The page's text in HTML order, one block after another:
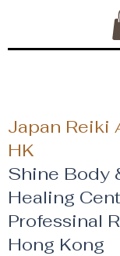
Japan Reiki
HK
Shine Body
Healing
​Professinal
Hong Kong